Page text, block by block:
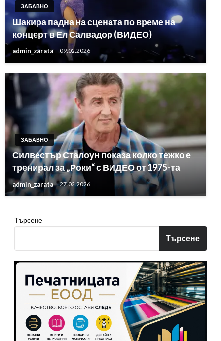
ЗАБАВНО
Шакира падна на сцената по време на
концерт в Ел Салвадор (ВИДЕО)
admin_zarata 09.02.2026
ЗАБАВНО
Силвестър Сталоун показа колко тежко е
тренирал за „Роки“ с ВИДЕО от 1975-та
admin_zarata 27.02.2026
Търсене
Търсене